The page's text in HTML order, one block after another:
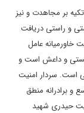
بر مجاهدت و نیز
و راستی دریافت
خاورمیانه عامل
و داعش است و
است. سردار امنیت
و برادرانه منطق
حیدری شهید